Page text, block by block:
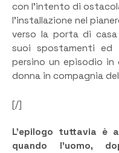
con l’intento di
l’installazione nel
verso la porta di
suoi spostamenti
persino un episodio in
donna in compagnia
[/]
L’epilogo tuttavia è
quando l’uomo,